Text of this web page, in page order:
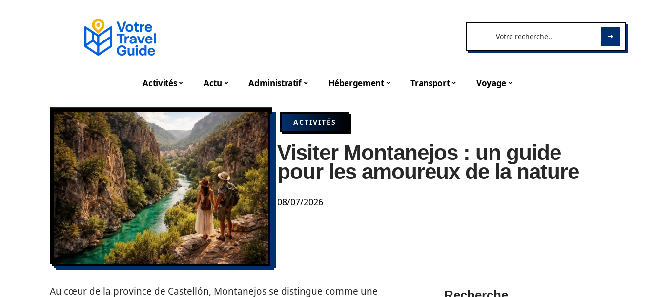
Activités Actu Administratif Hébergement Transport Voyage
ACTIVITÉS
Visiter Montanejos : un guide
pour les amoureux de la nature
08/07/2026
Au cœur de la province de Castellón, Montanejos se distingue comme une